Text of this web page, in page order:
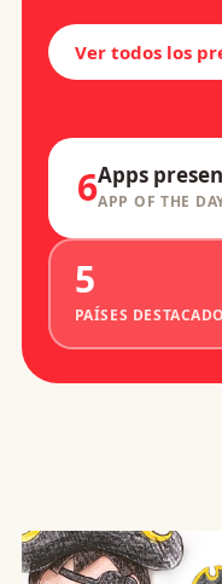
Ver todos los
6Apps
APP OF THE
5
PAÍSES